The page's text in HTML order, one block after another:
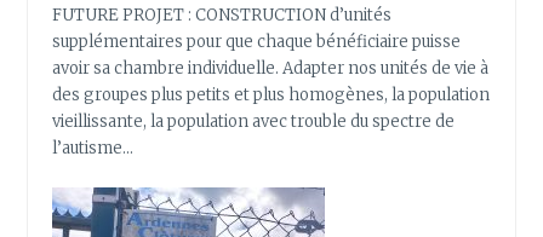
FUTURE PROJET : CONSTRUCTION d’unités
supplémentaires pour que chaque bénéficiaire puisse
avoir sa chambre individuelle. Adapter nos unités de vie à
des groupes plus petits et plus homogènes, la population
vieillissante, la population avec trouble du spectre de
l’autisme…